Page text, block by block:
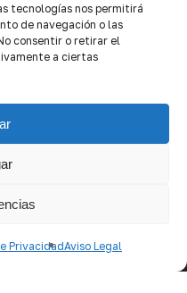
tecnologías nos permitirá
de navegación o las
consentir o retirar el
a ciertas
PrivacidadAviso Legal